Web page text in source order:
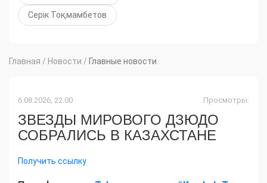
Серік Тоқмамбетов
Главная / Новости / Главные новости
6.08.2026, 22:00 Просмотры:
ЗВЕЗДЫ МИРОВОГО ДЗЮДО
СОБРАЛИСЬ В КАЗАХСТАНЕ
Получить ссылку